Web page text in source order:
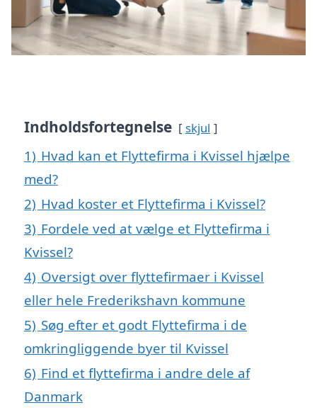
Indholdsfortegnelse skjul
1) Hvad kan et Flyttefirma i Kvissel hjælpe
med?
2) Hvad koster et Flyttefirma i Kvissel?
3) Fordele ved at vælge et Flyttefirma i
Kvissel?
4) Oversigt over flyttefirmaer i Kvissel
eller hele Frederikshavn kommune
5) Søg efter et godt Flyttefirma i de
omkringliggende byer til Kvissel
6) Find et flyttefirma i andre dele af
Danmark